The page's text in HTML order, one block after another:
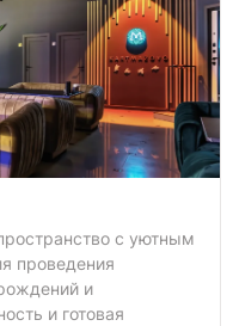
с уютным
проведения
и
и готовая